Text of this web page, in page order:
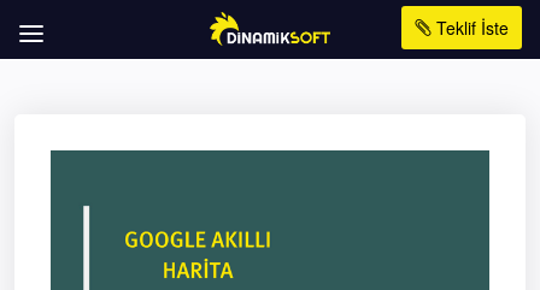
Teklif İste